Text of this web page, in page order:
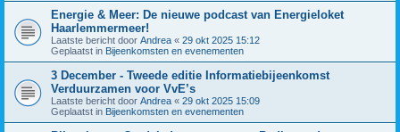
Energie & Meer: De nieuwe podcast van Energieloket
Haarlemmermeer!
Laatste bericht door Andrea « 29 okt 2025 15:12
Geplaatst in Bijeenkomsten en evenementen
3 December - Tweede editie Informatiebijeenkomst
Verduurzamen voor VvE’s
Laatste bericht door Andrea « 29 okt 2025 15:09
Geplaatst in Bijeenkomsten en evenementen